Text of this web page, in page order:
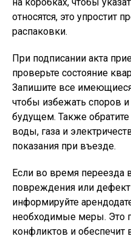
относятся, это упростит
распаковки.
При подписании акта
проверьте состояние
Запишите все
чтобы избежать споров
будущем. Также
воды, газа и
показания при въезде.
Если во время переезда
повреждения или
информируйте
необходимые меры. Это
конфликтов и обеспечит